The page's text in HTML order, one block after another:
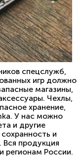
спецслужб,
игр должно
магазины,
Чехлы,
хранение,
У нас можно
и другие
и
Вся продукция
регионам России.